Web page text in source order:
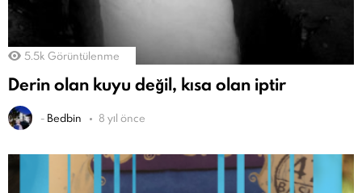
5.5k Görüntülenme
Derin olan kuyu değil, kısa olan iptir
- Bedbin 8 yıl önce